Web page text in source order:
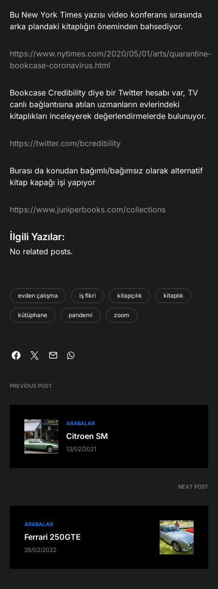
Bu New York Times yazısı video konferans sırasında
arka plandaki kitaplığın öneminden bahsediyor.
https://www.nytimes.com/2020/05/01/arts/quarantine-
bookcase-coronavirus.html
Bookcase Credibility diye bir Twitter hesabı var, TV
canlı bağlantısına atılan uzmanların evlerindeki
kitaplıkları inceleyerek değerlendirmelerde bulunuyor.
https://twitter.com/bcredibility
Burası da konudan bağımlı/bağımsız olarak alternatif
kitap kapağı işi yapıyor
https://www.juniperbooks.com/collections
İlgili Yazılar:
No related posts.
evden çalışma iş fikri kitapçılık kitaplık
kütüphane pandemi zoom
PREVIOUS POST
ARABALAR
Citroen SM
13/02/2021
NEXT POST
ARABALAR
Ferrari 250GTE
26/02/2022